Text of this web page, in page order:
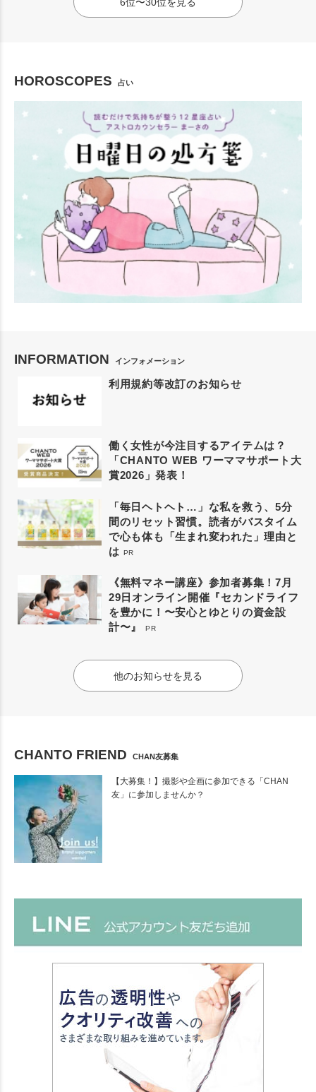
HOROSCOPES 占い
INFORMATION インフォメーション
利用規約等改訂のお知らせ
働く女性が今注目するアイテムは？
「CHANTO WEB ワーママサポート大
賞2026」発表！
「毎日ヘトヘト…」な私を救う、5分
間のリセット習慣。読者がバスタイム
で心も体も「生まれ変われた」理由と
は PR
《無料マネー講座》参加者募集！7月
29日オンライン開催『セカンドライフ
を豊かに！〜安心とゆとりの資金設
計〜』
PR
他のお知らせを見る
CHANTO FRIEND CHAN友募集
【大募集！】撮影や企画に参加できる「CHAN
友」に参加しませんか？